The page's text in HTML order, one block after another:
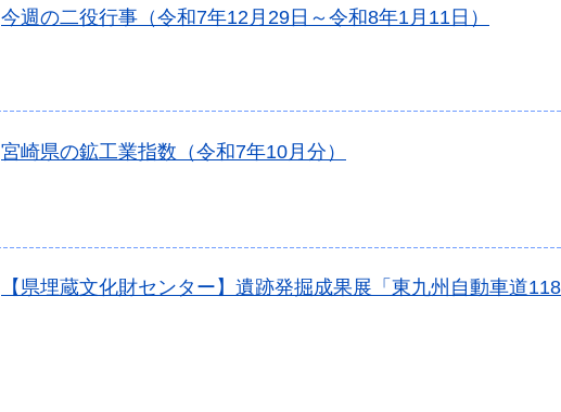
今週の二役行事（令和7年12月29日～令和8年1月11日）
宮崎県の鉱工業指数（令和7年10月分）
【県埋蔵文化財センター】遺跡発掘成果展「東九州自動車道